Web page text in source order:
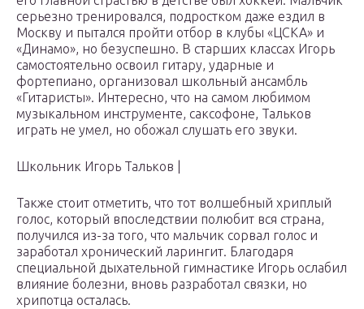
серьезно тренировался, подростком даже ездил в
Москву и пытался пройти отбор в клубы «ЦСКА» и
«Динамо», но безуспешно. В старших классах Игорь
самостоятельно освоил гитару, ударные и
фортепиано, организовал школьный ансамбль
«Гитаристы». Интересно, что на самом любимом
музыкальном инструменте, саксофоне, Тальков
играть не умел, но обожал слушать его звуки.
Школьник Игорь Тальков |
Также стоит отметить, что тот волшебный хриплый
голос, который впоследствии полюбит вся страна,
получился из-за того, что мальчик сорвал голос и
заработал хронический ларингит. Благодаря
специальной дыхательной гимнастике Игорь ослабил
влияние болезни, вновь разработал связки, но
хрипотца осталась.